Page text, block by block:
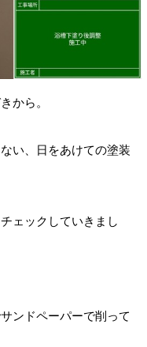
から。
い、日をあけての塗装
ェックしていきまし
ンドペーパーで削って